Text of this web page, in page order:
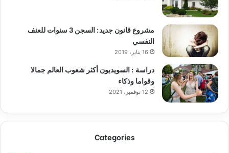
مشروع قانون جديد: السجن 3 سنوات للعنف
النفسي
16 يناير، 2019
دراسة : السويديون أكثر شعوب العالم جمالا
وقواما وذكاء
12 نوفمبر، 2021
Categories